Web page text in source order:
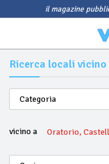
il magazine
Ricerca locali
vicino a Oratorio,